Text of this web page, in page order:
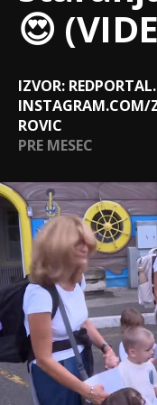
😍
IZVOR:
INSTAGRAM.COM/
ROVIC
PRE MESEC